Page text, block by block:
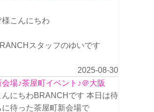
様こんにちわ
スタッフのゆいです
2025-08-30
会場♪茶屋町イベント♪＠大阪
んにちわBRANCHです 本日は待
に待った茶屋町新会場で